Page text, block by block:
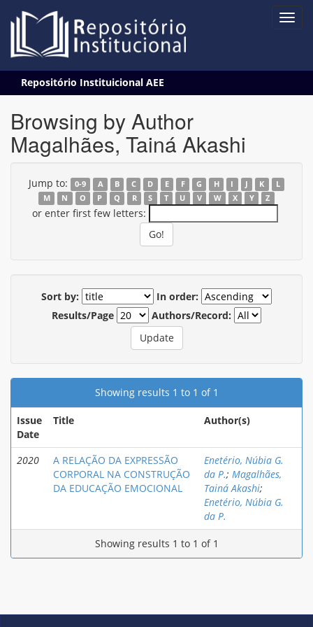
navigation
Repositório Instituicional AEE
Browsing by Author
Magalhães, Tainá Akashi
Jump to: 0-9 A B C D E F G H I J K
L
M
N O P Q R S T U V W X Y Z
or enter first few letters:
Sort by:
In order:
Results/Page
Authors/Record:
Showing results 1 to 1 of 1
Issue
Date
Title Author(s)
2020
A RELAÇÃO DA EXPRESSÃO
CORPORAL NA CONSTRUÇÃO
DA EDUCAÇÃO EMOCIONAL
Enetério, Núbia G.
da P.; Magalhães,
Tainá Akashi;
Enetério, Núbia G.
da P.
Showing results 1 to 1 of 1